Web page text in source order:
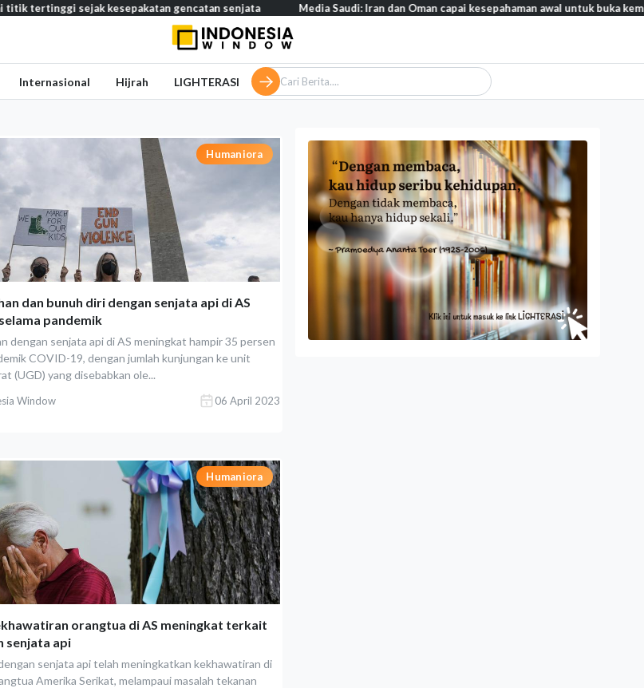
Humaniora
dan bunuh diri dengan senjata api di AS
pandemik
dengan senjata api di AS meningkat hampir 35 persen
COVID-19, dengan jumlah kunjungan ke unit
(UGD) yang disebabkan ole...
Window 06 April 2023
Humaniora
orangtua di AS meningkat terkait
senjata api
senjata api telah meningkatkan kekhawatiran di
Amerika Serikat, melampaui masalah tekanan
sejak kesepakatan gencatan senjata Media Saudi: Iran dan Oman capai kesepahaman awal untuk buka kembali Selat
Internasional Hijrah LIGHTERASI